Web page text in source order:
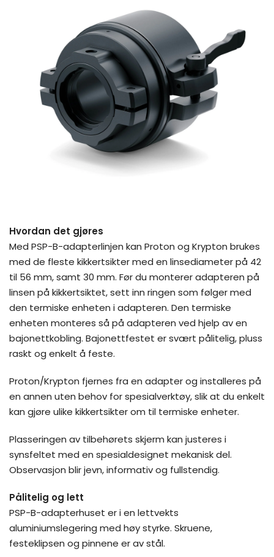
Hvordan det gjøres
Med PSP-B-adapterlinjen kan Proton og Krypton brukes
med de fleste kikkertsikter med en linsediameter på 42
til 56 mm, samt 30 mm. Før du monterer adapteren på
linsen på kikkertsiktet, sett inn ringen som følger med
den termiske enheten i adapteren. Den termiske
enheten monteres så på adapteren ved hjelp av en
bajonettkobling. Bajonettfestet er svært pålitelig, pluss
raskt og enkelt å feste.
Proton/Krypton fjernes fra en adapter og installeres på
en annen uten behov for spesialverktøy, slik at du enkelt
kan gjøre ulike kikkertsikter om til termiske enheter.
Plasseringen av tilbehørets skjerm kan justeres i
synsfeltet med en spesialdesignet mekanisk del.
Observasjon blir jevn, informativ og fullstendig.
Pålitelig og lett
PSP-B-adapterhuset er i en lettvekts
aluminiumslegering med høy styrke. Skruene,
festeklipsen og pinnene er av stål.